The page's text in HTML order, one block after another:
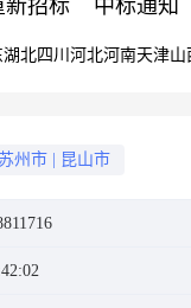
新招标 中标通知
湖北四川 河北河南天津山
州市 昆山市